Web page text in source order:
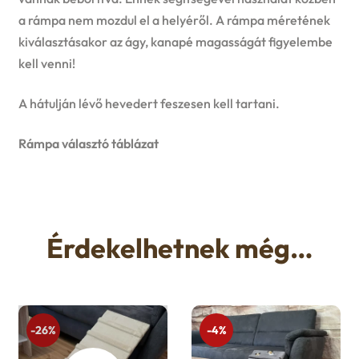
a rámpa nem mozdul el a helyéről. A rámpa méretének
kiválasztásakor az ágy, kanapé magasságát figyelembe
kell venni!
A hátulján lévő hevedert feszesen kell tartani.
Rámpa választó táblázat
Érdekelhetnek még…
-26% -4%